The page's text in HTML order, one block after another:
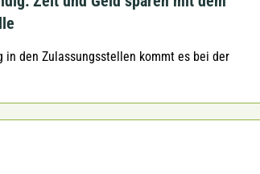
den Zulassungsstellen kommt es bei der